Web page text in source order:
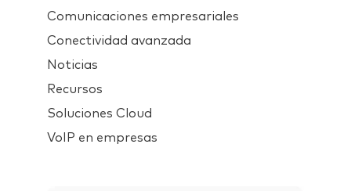
Comunicaciones empresariales
Conectividad avanzada
Noticias
Recursos
Soluciones Cloud
VoIP en empresas